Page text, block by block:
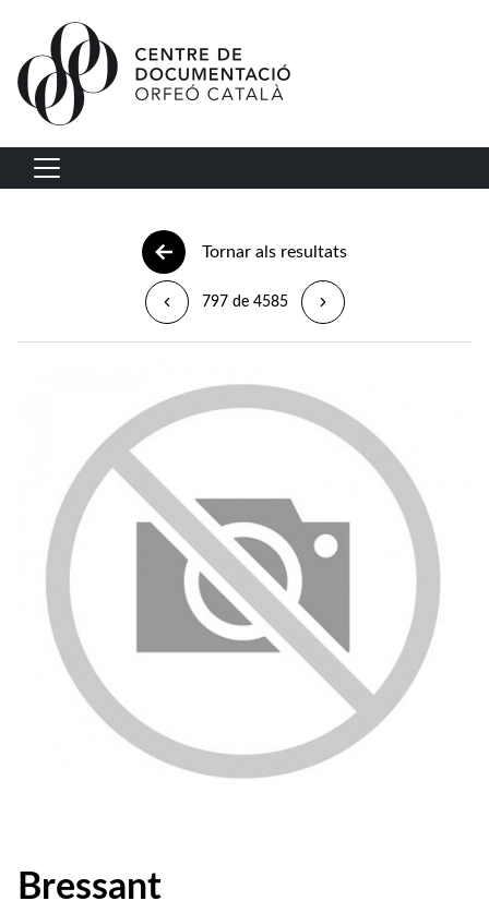
Vés al contingut
Navegació principal
Tornar als resultats
797 de 4585
Bressant